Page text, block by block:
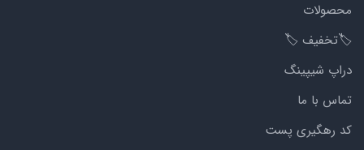
محصولات
🏷️تخفیف 🏷️
دراپ شیپینگ
تماس با ما
کد رهگیری پست